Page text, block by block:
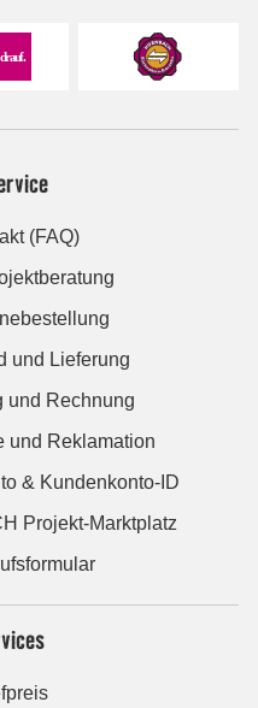
(FAQ)
und Lieferung
und Rechnung
und Reklamation
& Kundenkonto-ID
Projekt-Marktplatz